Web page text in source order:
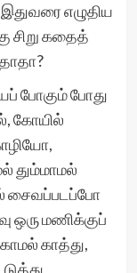
எழுதிய
கதைத்
போகும் போது
கோயில்
தும்மாமல்
சைவப்படப்போ
ஒரு மணிக்குப்
காத்து,